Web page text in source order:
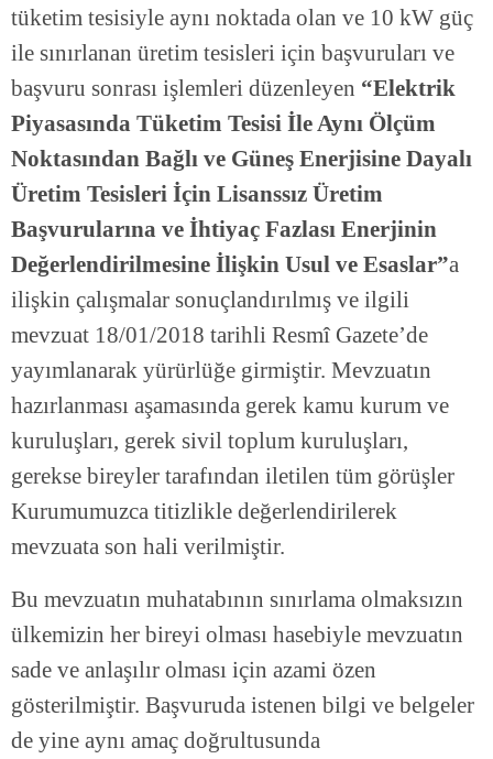
tüketim tesisiyle aynı noktada olan ve 10 kW güç
ile sınırlanan üretim tesisleri için başvuruları ve
başvuru sonrası işlemleri düzenleyen “Elektrik
Piyasasında Tüketim Tesisi İle Aynı Ölçüm
Noktasından Bağlı ve Güneş Enerjisine Dayalı
Üretim Tesisleri İçin Lisanssız Üretim
Başvurularına ve İhtiyaç Fazlası Enerjinin
Değerlendirilmesine İlişkin Usul ve Esaslar”a
ilişkin çalışmalar sonuçlandırılmış ve ilgili
mevzuat 18/01/2018 tarihli Resmî Gazete’de
yayımlanarak yürürlüğe girmiştir. Mevzuatın
hazırlanması aşamasında gerek kamu kurum ve
kuruluşları, gerek sivil toplum kuruluşları,
gerekse bireyler tarafından iletilen tüm görüşler
Kurumumuzca titizlikle değerlendirilerek
mevzuata son hali verilmiştir.
Bu mevzuatın muhatabının sınırlama olmaksızın
ülkemizin her bireyi olması hasebiyle mevzuatın
sade ve anlaşılır olması için azami özen
gösterilmiştir. Başvuruda istenen bilgi ve belgeler
de yine aynı amaç doğrultusunda